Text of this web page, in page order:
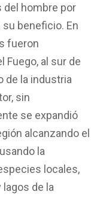
del hombre por
beneficio. En
fueron
Fuego, al sur de
de la industria
sin
se expandió
alcanzando el
la
locales,
de la